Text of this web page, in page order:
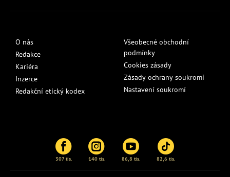
O nás
Redakce
Kariéra
Inzerce
Redakční etický kodex
Všeobecné obchodní
podmínky
Cookies zásady
Zásady ochrany soukromí
Nastavení soukromí
307 tis. 140 tis. 86,8 tis. 82,6 tis.